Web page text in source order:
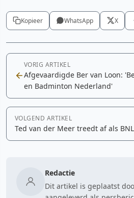
Kopieer WhatsApp X
VORIG ARTIKEL
Afgevaardigde Ber van Loon:
en Badminton Nederland'
VOLGEND ARTIKEL
Ted van der Meer treedt af als
Redactie
Dit artikel is geplaatst